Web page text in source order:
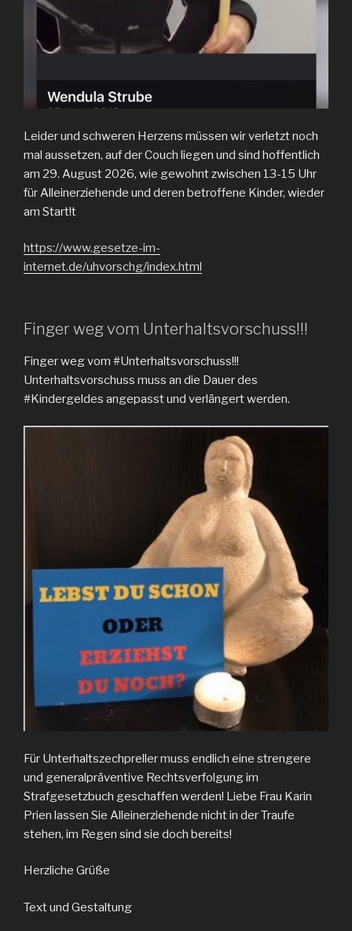
Leider und schweren Herzens müssen wir verletzt noch
mal aussetzen, auf der Couch liegen und sind hoffentlich
am 29. August 2026, wie gewohnt zwischen 13-15 Uhr
für Alleinerziehende und deren betroffene Kinder, wieder
am Start!t
https://www.gesetze-im-
internet.de/uhvorschg/index.html
Finger weg vom Unterhaltsvorschuss!!!
Finger weg vom #Unterhaltsvorschuss!!!
Unterhaltsvorschuss muss an die Dauer des
#Kindergeldes angepasst und verlängert werden.
Für Unterhaltszechpreller muss endlich eine strengere
und generalpräventive Rechtsverfolgung im
Strafgesetzbuch geschaffen werden! Liebe Frau Karin
Prien lassen Sie Alleinerziehende nicht in der Traufe
stehen, im Regen sind sie doch bereits!
Herzliche Grüße
Text und Gestaltung